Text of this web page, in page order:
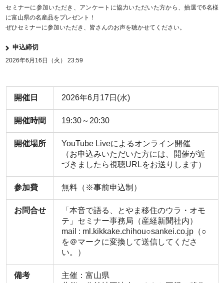
セミナーに参加いただき、アンケートに協力いただいた方から、抽選で6名様
に富山県の名産品をプレゼント！
ぜひセミナーに参加いただき、皆さんのお声を聴かせてください。
申込締切
2026年6月16日（火） 23:59
開催日 2026年6月17日(水)
開催時間 19:30～20:30
開催場所
YouTube Liveによるオンライン開催
（お申込みいただいた方には、開催が近
づきましたら視聴URLをお送りします）
参加費 無料（※事前申込制）
お問合せ
「本音で語る、とやま移住のウラ・オモ
テ」セミナー事務局（産経新聞社内）
mail : ml.kikkake.chihou○sankei.co.jp（○
を＠マークに変換して送信してくださ
い。）
備考
主催：富山県